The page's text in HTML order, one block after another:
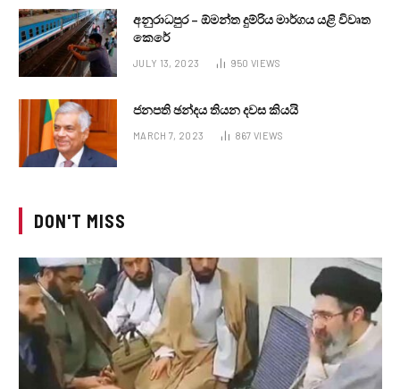
අනුරාධපුර – ඕමන්ත දුම්රිය මාර්ගය යළි විවෘත
කෙරේ
JULY 13, 2023 950 VIEWS
ජනපති ඡන්දය තියන දවස කියයි
MARCH 7, 2023 867 VIEWS
DON'T MISS